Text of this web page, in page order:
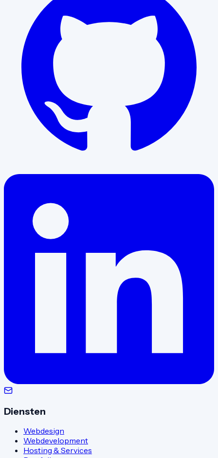
Diensten
Webdesign
Webdevelopment
Hosting & Services